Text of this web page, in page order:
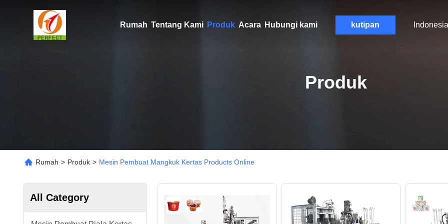
Rumah Tentang Kami Produk Acara Hubungi kami kutipan
Produk
Rumah > Produk > Mesin Pembuat Mangkuk Kertas Products Online
All Category